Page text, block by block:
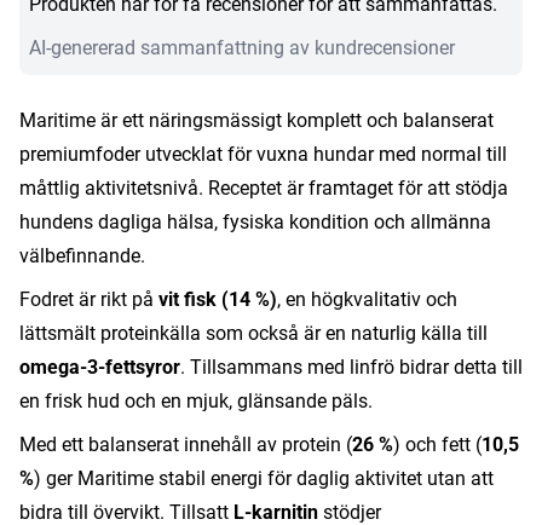
AI-genererad sammanfattning av kundrecensioner
Maritime är ett näringsmässigt komplett och balanserat
premiumfoder utvecklat för vuxna hundar med normal till
måttlig aktivitetsnivå. Receptet är framtaget för att stödja
hundens dagliga hälsa, fysiska kondition och allmänna
välbefinnande.
Fodret är rikt på vit fisk (14 %), en högkvalitativ och
lättsmält proteinkälla som också är en naturlig källa till
omega-3-fettsyror. Tillsammans med linfrö bidrar detta till
en frisk hud och en mjuk, glänsande päls.
Med ett balanserat innehåll av protein (26 %) och fett (10,5
%) ger Maritime stabil energi för daglig aktivitet utan att
bidra till övervikt. Tillsatt L-karnitin stödjer